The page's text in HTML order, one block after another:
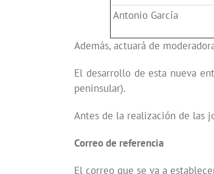
Antonio García
Además, actuará de
El desarrollo de esta nueva
peninsular).
Antes de la realización de las
Correo de referencia
El correo que se va a